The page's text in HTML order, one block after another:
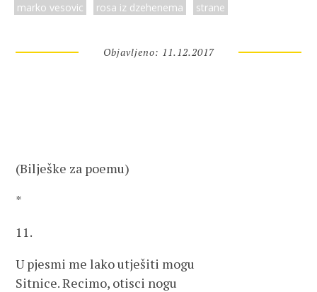
marko vesovic rosa iz dzehenema strane
Objavljeno: 11.12.2017
(Bilješke za poemu)
*
11.
U pjesmi me lako utješiti mogu
Sitnice. Recimo, otisci nogu